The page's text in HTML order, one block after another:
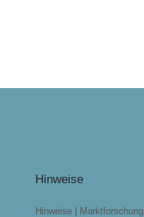
Hinweise
Hinweise | Marktforschung,